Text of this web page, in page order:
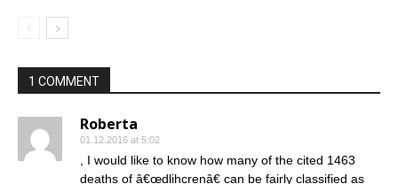
1 COMMENT
Roberta
01.12.2016 at 5:02
, I would like to know how many of the cited 1463
deaths of â€œdlihcrenâ€ can be fairly classified as